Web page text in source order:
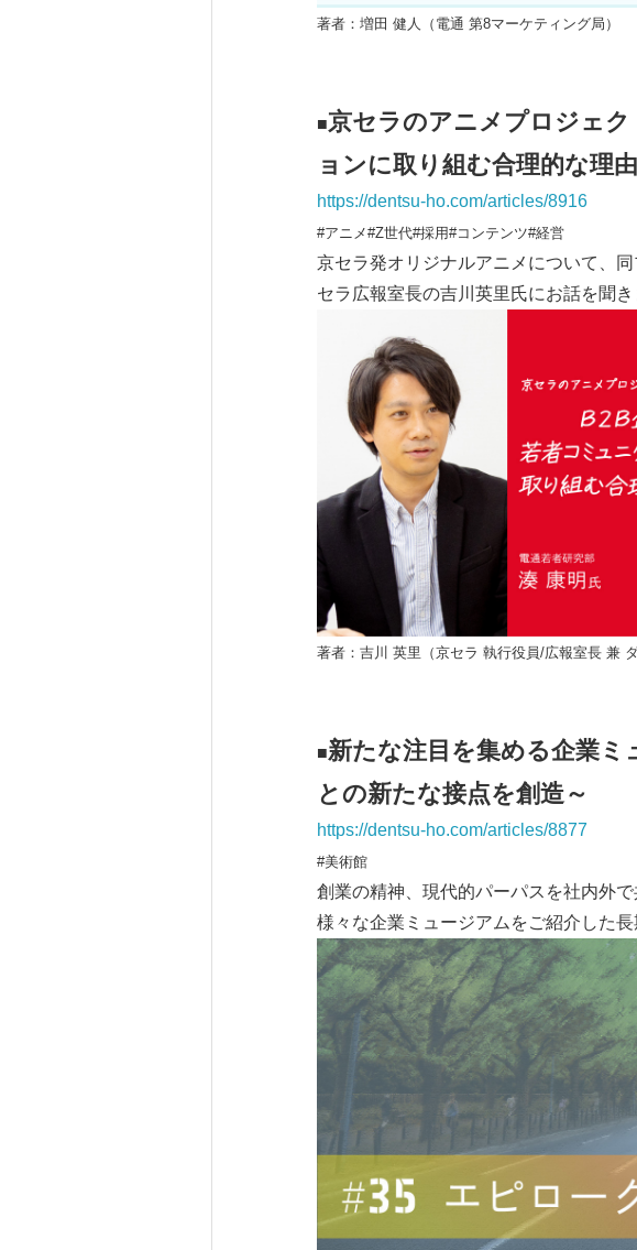
著者：増田 健人（電通 第8マーケティング局）
■京セラのアニメプロジェ
ョンに取り組む合理的な理由
https://dentsu-ho.com/articles/8916
#アニメ#Z世代#採用#コンテンツ#経営
京セラ発オリジナルアニメについて、
セラ広報室長の吉川英里氏にお話を聞き
著者：吉川 英里（京セラ 執行役員/広報室長 兼
■新たな注目を集める企業ミ
との新たな接点を創造～
https://dentsu-ho.com/articles/8877
#美術館
創業の精神、現代的パーパスを社内外
様々な企業ミュージアムをご紹介した
English